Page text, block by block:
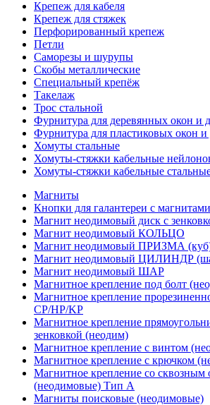
Крепеж для кабеля
Крепеж для стяжек
Перфорированный крепеж
Петли
Саморезы и шурупы
Скобы металлические
Специальный крепёж
Такелаж
Трос стальной
Фурнитура для деревянных окон и
Фурнитура для пластиковых окон и
Хомуты стальные
Хомуты-стяжки кабельные
Хомуты-стяжки кабельные
Магниты
Кнопки для галантереи с магнитами
Магнит неодимовый диск с
Магнит неодимовый КОЛЬЦО
Магнит неодимовый ПРИЗМА
Магнит неодимовый ЦИЛИНДР
Магнит неодимовый ШАР
Магнитное крепление под болт
Магнитное крепление
CP/HP/KP
Магнитное крепление
зенковкой (неодим)
Магнитное крепление с винтом
Магнитное крепление с крючком
Магнитное крепление со сквозным
(неодимовые) Тип А
Магниты поисковые (неодимовые)